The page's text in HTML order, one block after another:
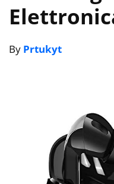
By Prtukyt